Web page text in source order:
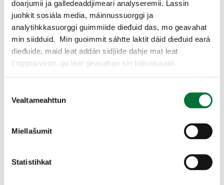
doarjumii ja galledeaddjimeari analyseremii. Lassin
juohkit sosiála media, máinnussuorggi ja
analytihkkasuorggi guimmiide dieđuid das, mo geavahat
min siidduid. Min guoimmit sáhtte laktit dáid dieđuid eará
dieđuide, maid leat addán sidjiide dahje mat leat
čoggojuvvon, go leat geavahan sin bálvalusaid.
Selection
Vealtameahttun
Miellašumit
Statistihkat
Kymenlaakso
RÁFÁIDAHTTIN.
Avaa kartta
Vahátlaš vieraslágus.